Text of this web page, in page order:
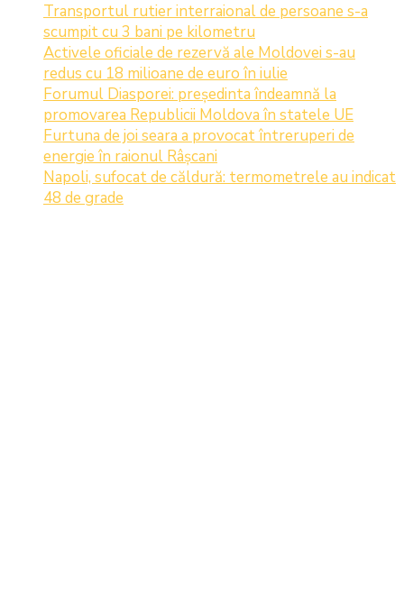
Transportul rutier interraional de persoane s-a
scumpit cu 3 bani pe kilometru
Activele oficiale de rezervă ale Moldovei s-au
redus cu 18 milioane de euro în iulie
Forumul Diasporei: președinta îndeamnă la
promovarea Republicii Moldova în statele UE
Furtuna de joi seara a provocat întreruperi de
energie în raionul Râșcani
Napoli, sufocat de căldură: termometrele au indicat
48 de grade